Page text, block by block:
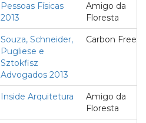
Pessoas Físicas
2013
Amigo da
Floresta
Souza, Schneider,
Pugliese e
Sztokfisz
Advogados 2013
Carbon Free
Inside Arquitetura
Amigo da
Floresta